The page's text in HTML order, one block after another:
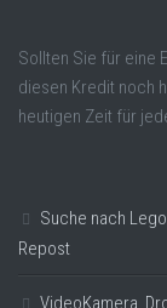
Sollten Sie für eine
diesen Kredit noch
heutigen Zeit für
Suche nach
Repost
VideoKamera,